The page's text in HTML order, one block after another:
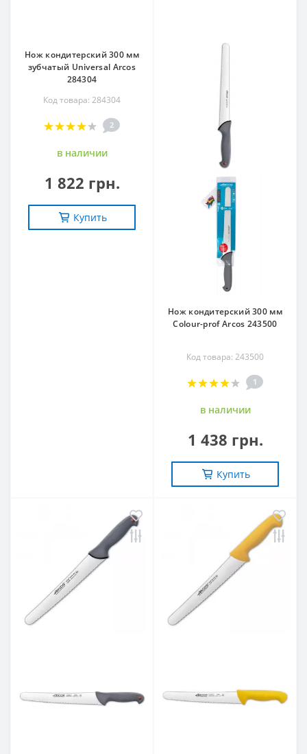
Нож кондитерский 300 мм
зубчатый Universal Arcos
284304
Код товара: 284304
2
в наличии
1 822 грн.
Купить
Нож кондитерский 300 мм
Colour-prof Arcos 243500
Код товара: 243500
1
в наличии
1 438 грн.
Купить